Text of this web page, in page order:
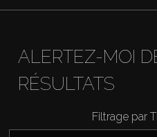
Acheter
ALERTEZ-MOI
RÉSULTATS
Filtrage par